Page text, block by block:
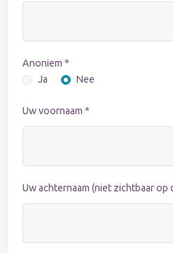
Anoniem *
Ja
Nee
Uw voornaam *
Uw achternaam (niet zichtbaar op